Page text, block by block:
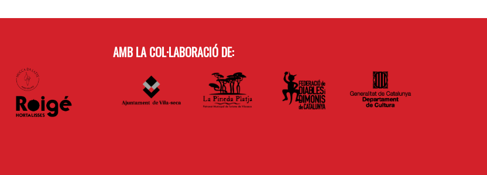
AMB LA COL·LABORACIÓ DE: